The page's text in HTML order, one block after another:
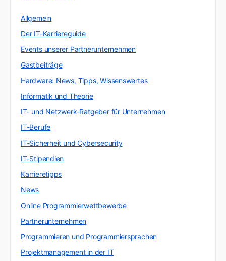
Allgemein
Der IT-Karriereguide
Events unserer Partnerunternehmen
Gastbeiträge
Hardware: News, Tipps, Wissenswertes
Informatik und Theorie
IT- und Netzwerk-Ratgeber für Unternehmen
IT-Berufe
IT-Sicherheit und Cybersecurity
IT-Stipendien
Karrieretipps
News
Online Programmierwettbewerbe
Partnerunternehmen
Programmieren und Programmiersprachen
Projektmanagement in der IT